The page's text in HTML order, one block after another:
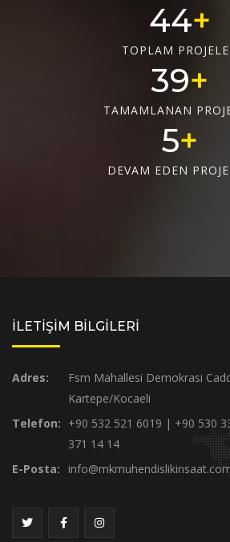
62
TOPLAM
55
TAMAMLANAN
7
DEVAM EDEN
İLETİŞİM BİLGİLERİ
Adres:
Fsm Mahallesi Demokrasi
Kartepe/Kocaeli
Telefon: +90 532 521 6019 | +90 530
371 14 14
E-Posta: